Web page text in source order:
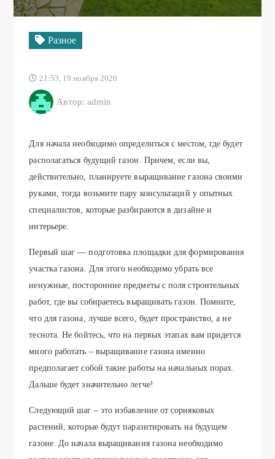
Разное
21:53, 19 ноября 2020
Автор: admin
Для начала необходимо определиться с местом, где будет
располагаться будущий газон. Причем, если вы,
действительно, планируете выращивание газона своими
руками, тогда возьмите пару консультаций у опытных
специалистов, которые разбираются в дизайне и
интерьере.
Первый шаг — подготовка площадки для формирования
участка газона. Для этого необходимо убрать все
ненужные, посторонние предметы с поля строительных
работ, где вы собираетесь выращивать газон. Помните,
что для газона, лучше всего, будет пространство, а не
теснота. Не бойтесь, что на первых этапах вам придется
много работать – выращивание газона именно
предполагает собой такие работы на начальных порах.
Дальше будет значительно легче!
Следующий шаг – это избавление от сорняковых
растений, которые будут паразитировать на будущем
газоне. До начала выращивания газона необходимо